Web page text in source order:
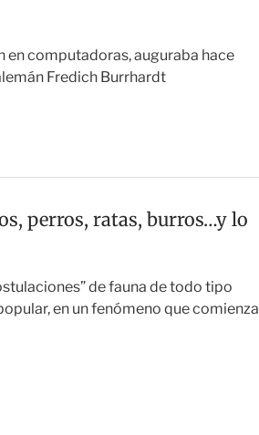
computadoras, auguraba hace
Fredich Burrhardt
perros, ratas, burros…y lo
de fauna de todo tipo
en un fenómeno que comienza